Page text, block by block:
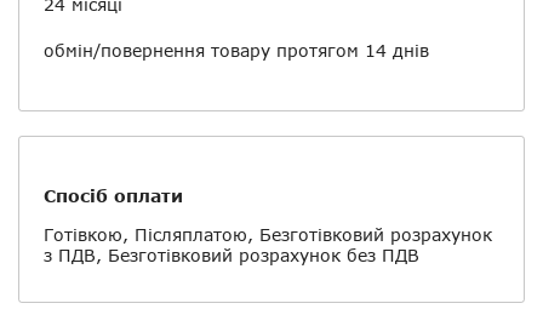
24 місяці
обмін/повернення товару протягом 14 днів
Спосіб оплати
Готівкою, Післяплатою, Безготівковий розрахунок
з ПДВ, Безготівковий розрахунок без ПДВ